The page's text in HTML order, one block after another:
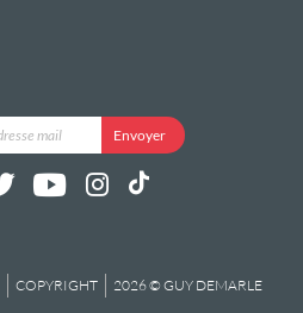
COPYRIGHT 2026 © GUY DEMARLE